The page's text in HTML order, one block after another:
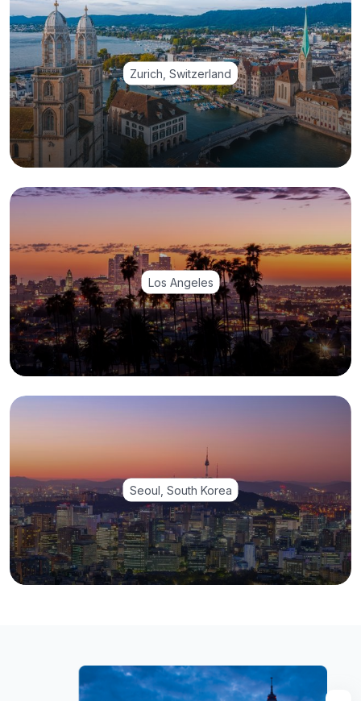
Zurich, Switzerland
Los Angeles
Seoul, South Korea